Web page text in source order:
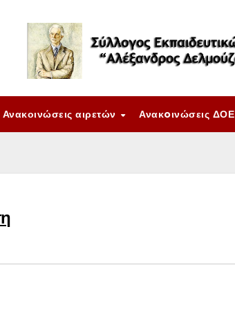
Ανακοινώσεις αιρετών Ανακoινώσεις ΔΟΕ